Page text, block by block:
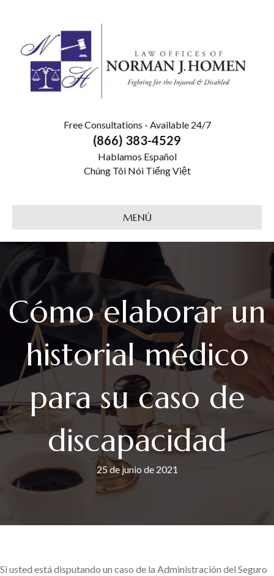
Free Consultations - Available 24/7
(866) 383-4529
Hablamos Español
Chúng Tôi Nói Tiếng Việt
MENÚ
Cómo elaborar un
historial médico
para su caso de
discapacidad
25 de junio de 2021
Si usted está disputando un caso de la Administración del Seguro